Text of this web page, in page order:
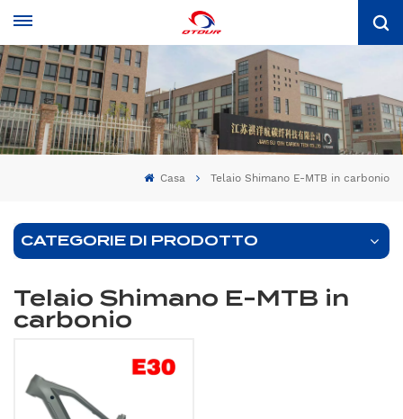
Casa Telaio Shimano E-MTB in carbonio
CATEGORIE DI PRODOTTO
Telaio Shimano E-MTB in
carbonio